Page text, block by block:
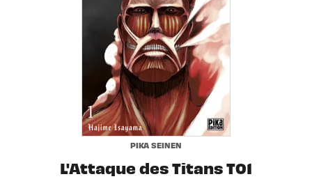
PIKA SEINEN
L'Attaque des Titans T01